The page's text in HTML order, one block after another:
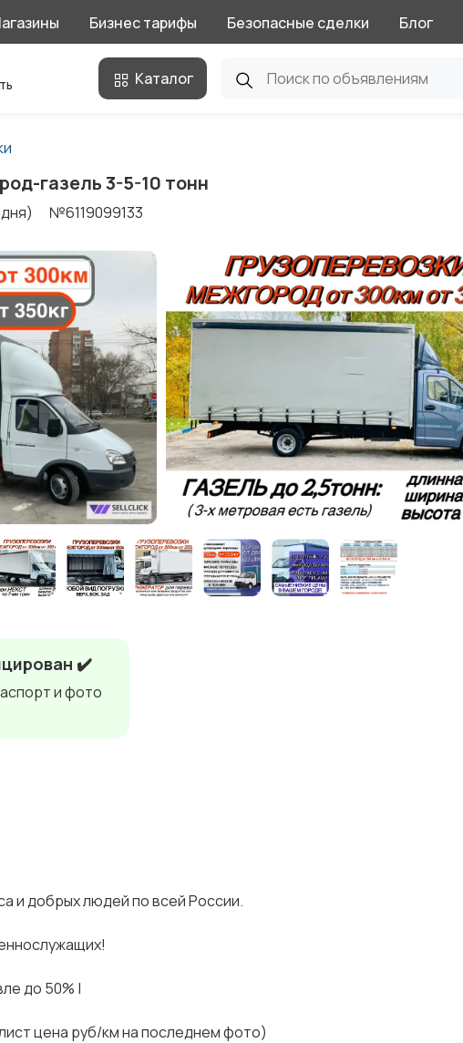
Бизнес тарифы Безопасные сделки Блог
Каталог
газель 3-5-10 тонн
№6119099133
✔️
и фото
и добрых людей по всей России.
до 50% |
цена руб/км на последнем фото)